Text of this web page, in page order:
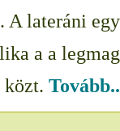
A lateráni
a a
közt.